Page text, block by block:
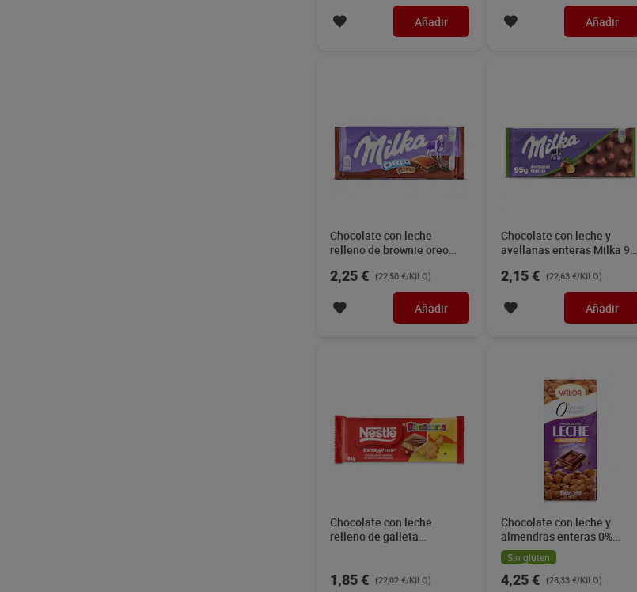
Añadir Añadir
Chocolate con leche
relleno de brownie oreo
2,25 € (22,50 €/KILO)
Añadir
Chocolate con leche y
avellanas enteras Milka 95
2,15 € (22,63 €/KILO)
Añadir
Chocolate con leche
relleno de galleta
1,85 € (22,02 €/KILO)
Chocolate con leche y
almendras enteras 0%
azúcares Valor 150 g
Sin gluten
4,25 € (28,33 €/KILO)